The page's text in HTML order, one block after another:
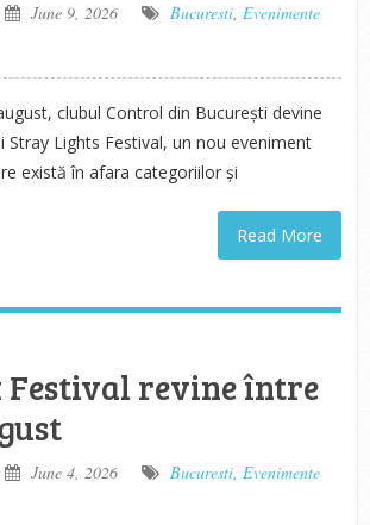
June 9, 2026 Bucuresti, Evenimente
clubul Control din București devine
Stray Lights Festival, un nou eveniment
există în afara categoriilor și
Read More
revine între
June 4, 2026 Bucuresti, Evenimente